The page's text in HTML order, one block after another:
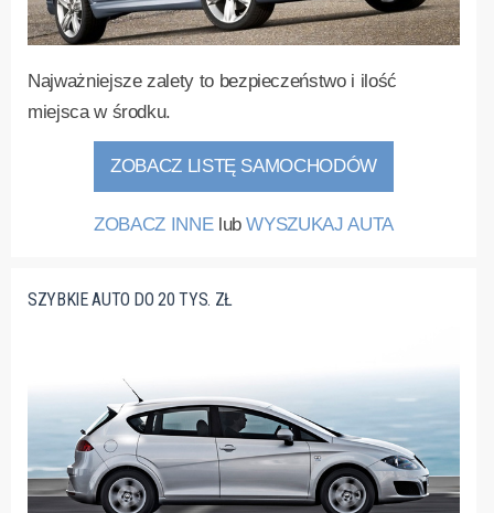
Najważniejsze zalety to bezpieczeństwo i ilość
miejsca w środku.
ZOBACZ LISTĘ SAMOCHODÓW
ZOBACZ INNElubWYSZUKAJ AUTA
SZYBKIE AUTO DO 20 TYS. ZŁ